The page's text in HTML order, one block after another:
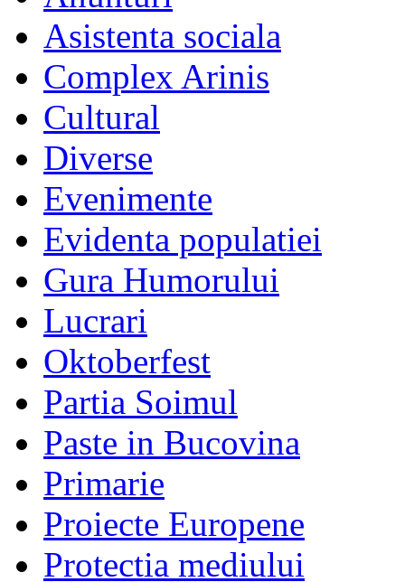
Asistenta sociala
Complex Arinis
Cultural
Diverse
Evenimente
Evidenta populatiei
Gura Humorului
Lucrari
Oktoberfest
Partia Soimul
Paste in Bucovina
Primarie
Proiecte Europene
Protectia mediului